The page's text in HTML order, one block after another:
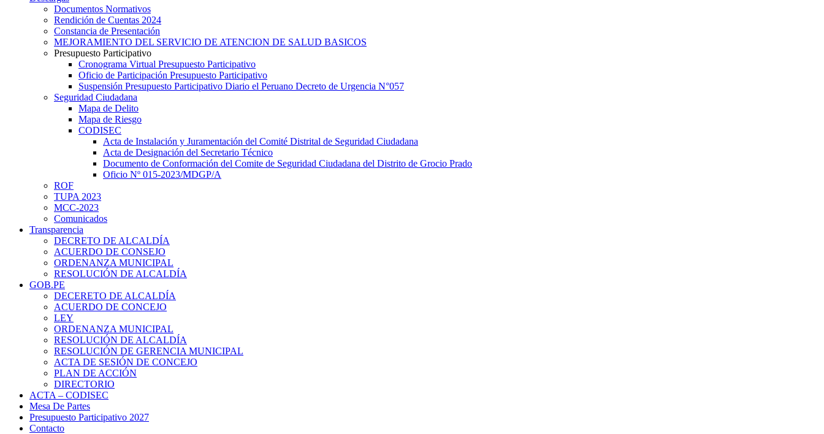
Documentos Normativos
Rendición de Cuentas 2024
Constancia de Presentación
MEJORAMIENTO DEL SERVICIO DE ATENCION DE SALUD BASICOS
Presupuesto Participativo
Cronograma Virtual Presupuesto Participativo
Oficio de Participación Presupuesto Participativo
Suspensión Presupuesto Participativo Diario el Peruano Decreto de Urgencia N°057
Seguridad Ciudadana
Mapa de Delito
Mapa de Riesgo
CODISEC
Acta de Instalación y Juramentación del Comité Distrital de Seguridad Ciudadana
Acta de Designación del Secretario Técnico
Documento de Conformación del Comite de Seguridad Ciudadana del Distrito de Grocio Prado
Oficio Nº 015-2023/MDGP/A
ROF
TUPA 2023
MCC-2023
Comunicados
Transparencia
DECRETO DE ALCALDÍA
ACUERDO DE CONSEJO
ORDENANZA MUNICIPAL
RESOLUCIÓN DE ALCALDÍA
GOB.PE
DECERETO DE ALCALDÍA
ACUERDO DE CONCEJO
LEY
ORDENANZA MUNICIPAL
RESOLUCIÓN DE ALCALDÍA
RESOLUCIÓN DE GERENCIA MUNICIPAL
ACTA DE SESIÓN DE CONCEJO
PLAN DE ACCIÓN
DIRECTORIO
ACTA – CODISEC
Mesa De Partes
Presupuesto Participativo 2027
Contacto